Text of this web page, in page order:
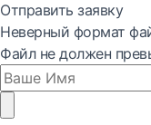
Отправить заявку
Неверный формат
Файл не должен